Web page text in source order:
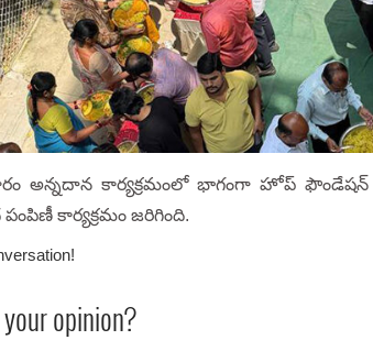
అన్నదాన కార్యక్రమంలో భాగంగా హోప్
పంపిణీ కార్యక్రమం జరిగింది.
opinion?